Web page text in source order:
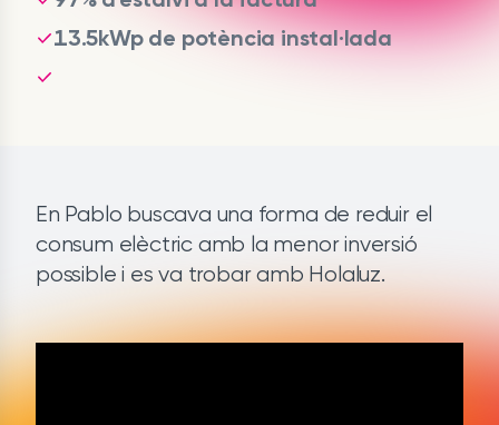
13.5kWp de potència instal·lada
En Pablo buscava una forma de reduir el
consum elèctric amb la menor inversió
possible i es va trobar amb Holaluz.